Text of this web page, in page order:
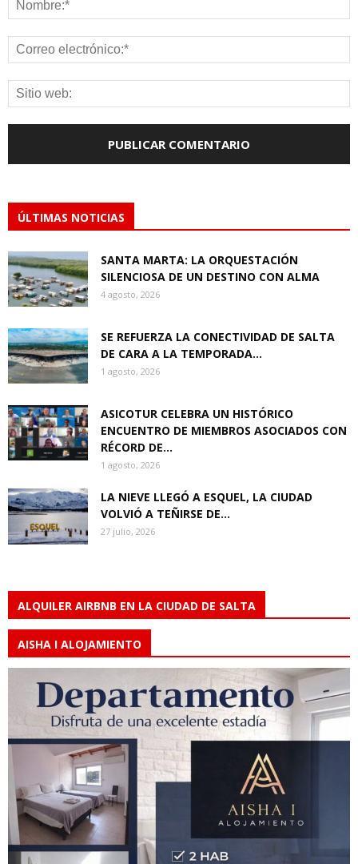
ÚLTIMAS NOTICIAS
SANTA MARTA: LA ORQUESTACIÓN
SILENCIOSA DE UN DESTINO CON ALMA
4 agosto, 2026
SE REFUERZA LA CONECTIVIDAD DE SALTA
DE CARA A LA TEMPORADA...
1 agosto, 2026
ASICOTUR CELEBRA UN HISTÓRICO
ENCUENTRO DE MIEMBROS ASOCIADOS CON
RÉCORD DE...
1 agosto, 2026
LA NIEVE LLEGÓ A ESQUEL, LA CIUDAD
VOLVIÓ A TEÑIRSE DE...
27 julio, 2026
ALQUILER AIRBNB EN LA CIUDAD DE SALTA
AISHA I ALOJAMIENTO